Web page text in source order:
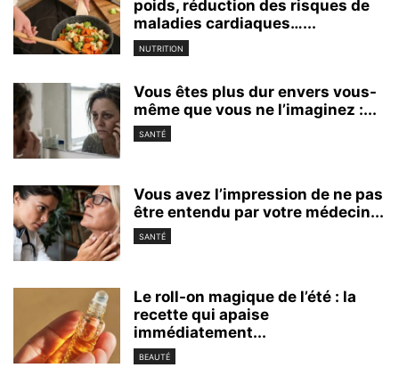
poids, réduction des risques de
maladies cardiaques…...
NUTRITION
Vous êtes plus dur envers vous-
même que vous ne l’imaginez :...
SANTÉ
Vous avez l’impression de ne pas
être entendu par votre médecin...
SANTÉ
Le roll-on magique de l’été : la
recette qui apaise
immédiatement...
BEAUTÉ